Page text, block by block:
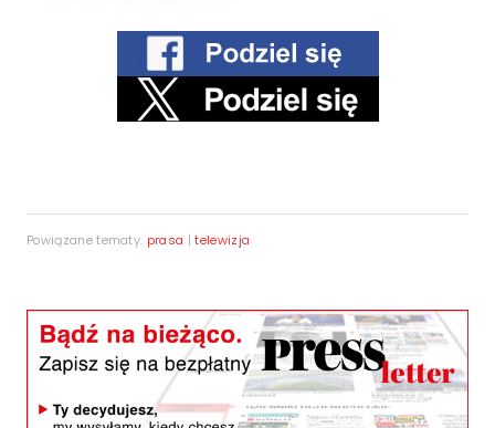
Powiązane tematy: prasa |telewizja